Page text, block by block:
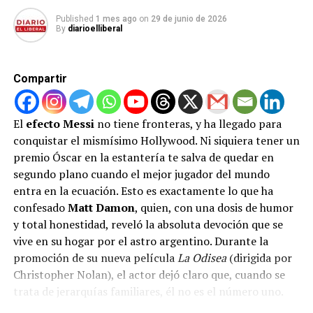
artículo 27 del Código Disciplinario, dejando la sanción
«en suspenso» bajo un período de prueba de un año. Sin
embargo, omitieron explicar las razones jurídicas de
desigualdad competitiva en el torneo deportivo más
importante del planeta.
Furia en Europa y un peligroso
precedente
La indignación en el viejo continente no se ha hecho
esperar. La Real Federación Belga de Fútbol emitió un
comunicado oficial expresando su absoluto «asombro» y
denunciando que la FIFA actuó en abierta contradicción
con sus propios estatutos y las directrices entregadas a
las selecciones. Los asesores legales de Bélgica ya se
encuentran investigando todas las vías jurídicas
posibles para impugnar esta insólita habilitación,
Published 1 mes ago on 29 de junio de 2026
By diarioelliberal
Compartir
El efecto Messino tiene fronteras, y ha llegado para
conquistar el mismísimo Hollywood. Ni siquiera tener un
premio Óscar en la estantería te salva de quedar en
segundo plano cuando el mejor jugador del mundo
entra en la ecuación. Esto es exactamente lo que ha
confesadoMatt Damon, quien, con una dosis de humor
y total honestidad, reveló la absoluta devoción que se
vive en su hogar por el astro argentino. Durante la
promoción de su nueva películaLa Odisea(dirigida por
Christopher Nolan), el actor dejó claro que, cuando se
trata de jerarquías familiares, él no es el número uno.